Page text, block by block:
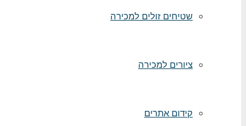
שטיחים זולים למכירה
ציורים למכירה
קידום אתרים